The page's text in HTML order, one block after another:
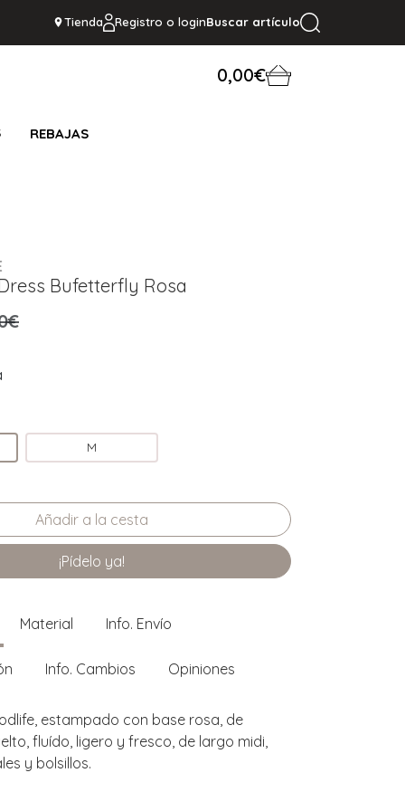
Tienda Registro o loginBuscar artículo
0,00€
REBAJAS
Bufetterfly Rosa
M
¡Pídelo ya!
Material Info. Envío
Info. Cambios Opiniones
estampado con base rosa, de
fluído, ligero y fresco, de largo midi,
y bolsillos.